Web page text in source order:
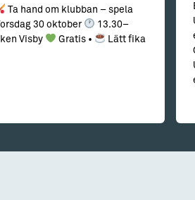
Ta hand om klubban – spela
30 oktober
13.30–
Visby Gratis •
Lätt fika